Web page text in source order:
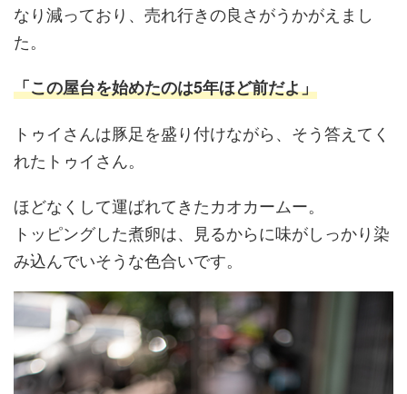
なり減っており、売れ行きの良さがうかがえまし
た。
「この屋台を始めたのは5年ほど前だよ」
トゥイさんは豚足を盛り付けながら、そう答えてく
れたトゥイさん。
ほどなくして運ばれてきたカオカームー。
トッピングした煮卵は、見るからに味がしっかり染
み込んでいそうな色合いです。